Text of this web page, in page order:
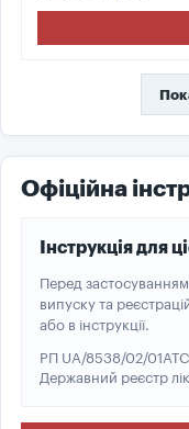
Офіційна
Інструкція для
Перед
випуску та
або в інструкції.
РП UA/8538/02/01
Державний реєстр